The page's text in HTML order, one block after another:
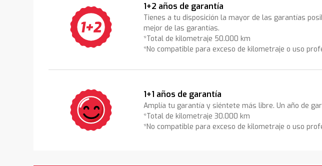
1+2 años de garantía
Tienes a tu disposición la mayor de las garantías
mejor de las garantías.
*Total de kilometraje 50.000 km
*No compatible para exceso de kilometraje o uso
1+1 años de garantía
Amplía tu garantía y siéntete más libre. Un año de
*Total de kilometraje 30.000 km
*No compatible para exceso de kilometraje o uso